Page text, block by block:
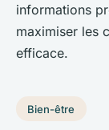
informations
maximiser les
efficace.
Bien-être